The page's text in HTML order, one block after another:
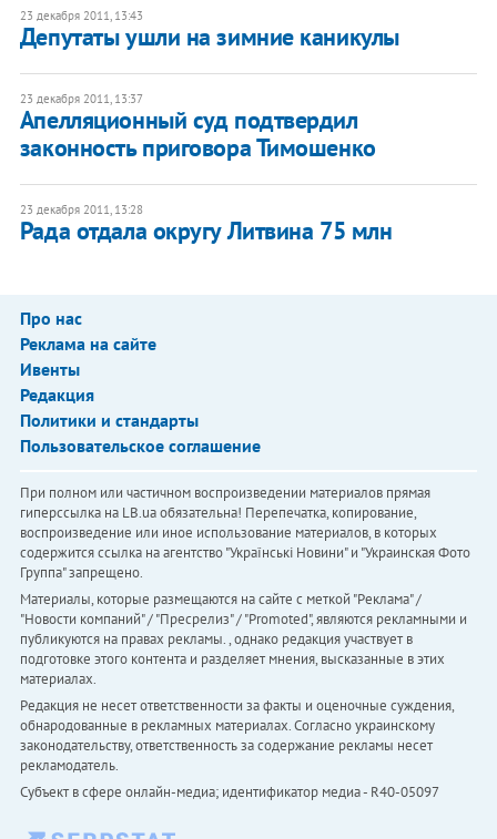
23 декабря 2011, 13:43
​Депутаты ушли на зимние каникулы
23 декабря 2011, 13:37
Апелляционный суд подтвердил
законность приговора Тимошенко
23 декабря 2011, 13:28
Рада отдала округу Литвина 75 млн
Про нас
Реклама на сайте
Ивенты
Редакция
Политики и стандарты
Пользовательское соглашение
При полном или частичном воспроизведении материалов прямая
гиперссылка на LB.ua обязательна! Перепечатка, копирование,
воспроизведение или иное использование материалов, в которых
содержится ссылка на агентство "Українськi Новини" и "Украинская Фото
Группа" запрещено.
Материалы, которые размещаются на сайте с меткой "Реклама" /
"Новости компаний" / "Пресрелиз" / "Promoted", являются рекламными и
публикуются на правах рекламы. , однако редакция участвует в
подготовке этого контента и разделяет мнения, высказанные в этих
материалах.
Редакция не несет ответственности за факты и оценочные суждения,
обнародованные в рекламных материалах. Согласно украинскому
законодательству, ответственность за содержание рекламы несет
рекламодатель.
Субъект в сфере онлайн-медиа; идентификатор медиа - R40-05097